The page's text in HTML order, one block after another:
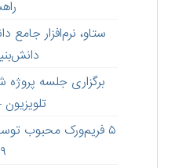
ستاو،‌ نرم‌افزار
برگزاری جلسه
۵ فریم‌ورک محبوب